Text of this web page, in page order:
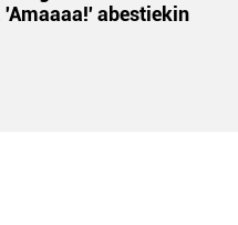
abestiekin